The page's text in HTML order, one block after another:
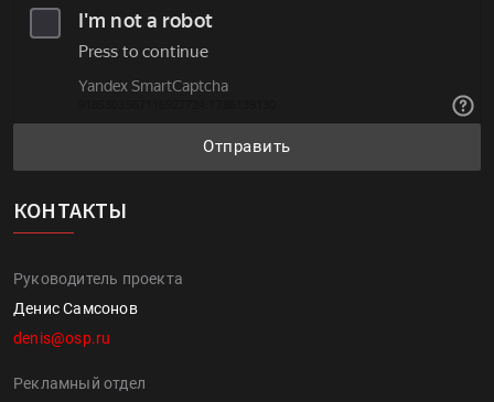
Отправить
КОНТАКТЫ
Руководитель проекта
Денис Самсонов
denis@osp.ru
Рекламный отдел